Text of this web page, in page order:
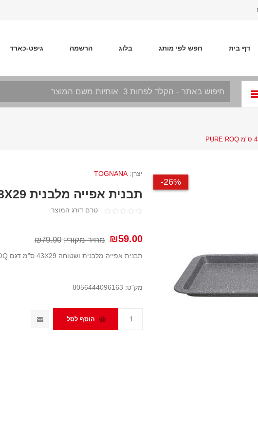
דף בית חפש לפי מותג בלוג הרשמה גיפט-כארד
26%-
יצרן: TOGNANA
תבנית אפייה מלבנית 43X29 ס"מ PURE ROQ
טרם דורג המוצר
₪59.00 מחיר מקורי: ₪79.90
תבנית אפייה מלבנית ושטוחה 43X29 ס"מ דגם PURE ROQ
מק"ט: 8056444096163